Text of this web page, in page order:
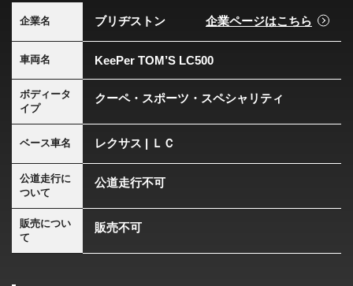
企業名 ブリヂストン 企業ページはこちら
車両名 KeePer TOM’S LC500
ボディータ
イプ
クーペ・スポーツ・スペシャリティ
ベース車名 レクサス | ＬＣ
公道走行に
ついて
公道走行不可
販売につい
て
販売不可